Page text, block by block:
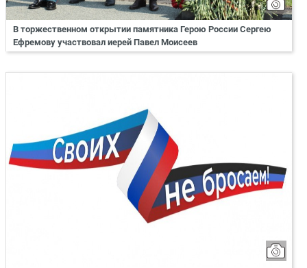
В торжественном открытии памятника Герою России Сергею
Ефремову участвовал иерей Павел Моисеев